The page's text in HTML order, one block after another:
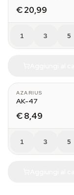
€ 20,99
1 3 5
AZARIUS
AK-47
€ 8,49
1 3 5